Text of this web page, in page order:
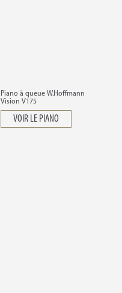
Piano à queue W.Hoffmann
Vision V175
VOIR LE PIANO